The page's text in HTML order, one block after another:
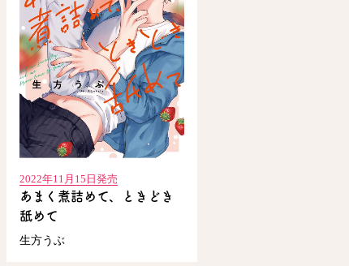
2022年11月15日発売
あまく煮詰めて、ときどき
舐めて
生方うぶ